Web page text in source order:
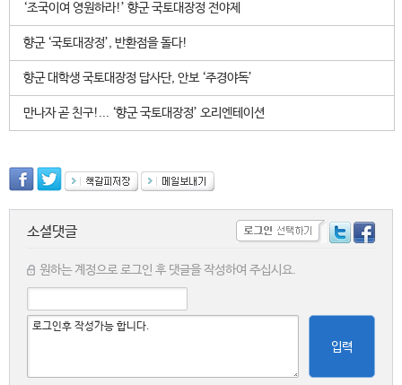
‘조국이여 영원하라!’ 향군 국토대장정 전야제
향군 ‘국토대장정’, 반환점을 돌다!
향군 대학생 국토대장정 답사단, 안보 ‘주경야독’
만나자 곧 친구!... ‘향군 국토대장정’ 오리엔테이션
소셜댓글
원하는 계정으로 로그인 후 댓글을 작성하여 주십시요.
입력